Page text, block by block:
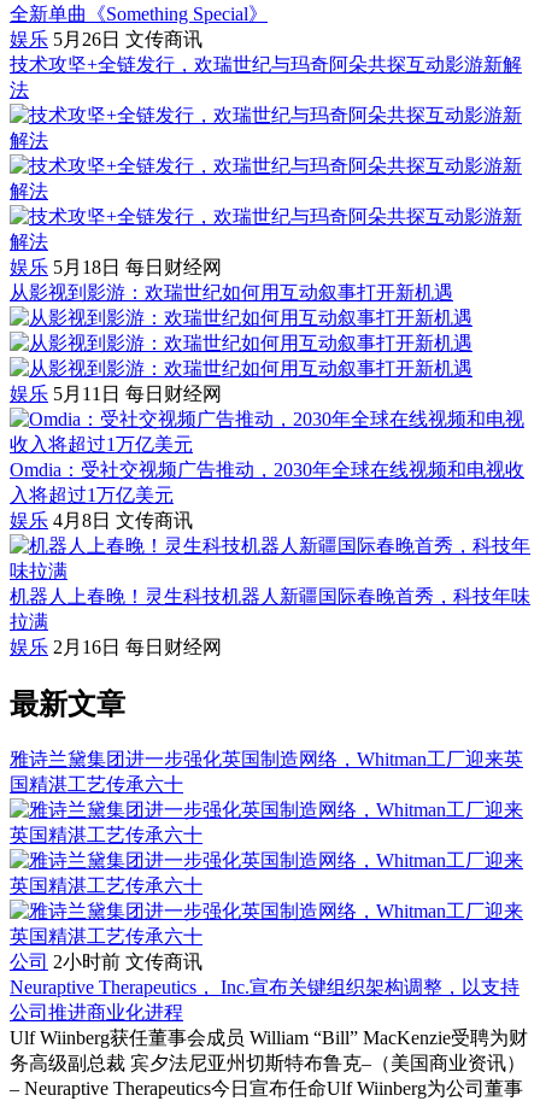
娱乐 5月26日 文传商讯
技术攻坚+全链发行，欢瑞世纪与玛奇阿朵共探互动影游新解
法
娱乐 5月18日 每日财经网
从影视到影游：欢瑞世纪如何用互动叙事打开新机遇
娱乐 5月11日 每日财经网
Omdia：受社交视频广告推动，2030年全球在线视频和电视收
入将超过1万亿美元
娱乐 4月8日 文传商讯
机器人上春晚！灵生科技机器人新疆国际春晚首秀，科技年味
拉满
娱乐 2月16日 每日财经网
最新文章
雅诗兰黛集团进一步强化英国制造网络，Whitman工厂迎来英
国精湛工艺传承六十
公司 2小时前 文传商讯
Neuraptive Therapeutics， Inc.宣布关键组织架构调整，以支持
公司推进商业化进程
Ulf Wiinberg获任董事会成员 William “Bill” MacKenzie受聘为财
务高级副总裁 宾夕法尼亚州切斯特布鲁克–（美国商业资讯）
– Neuraptive Therapeutics今日宣布任命Ulf Wiinberg为公司董事